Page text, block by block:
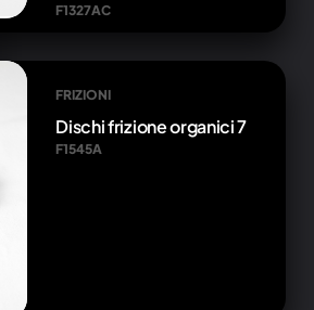
F1327AC
FRIZIONI
Dischi frizione organici 7
F1545A